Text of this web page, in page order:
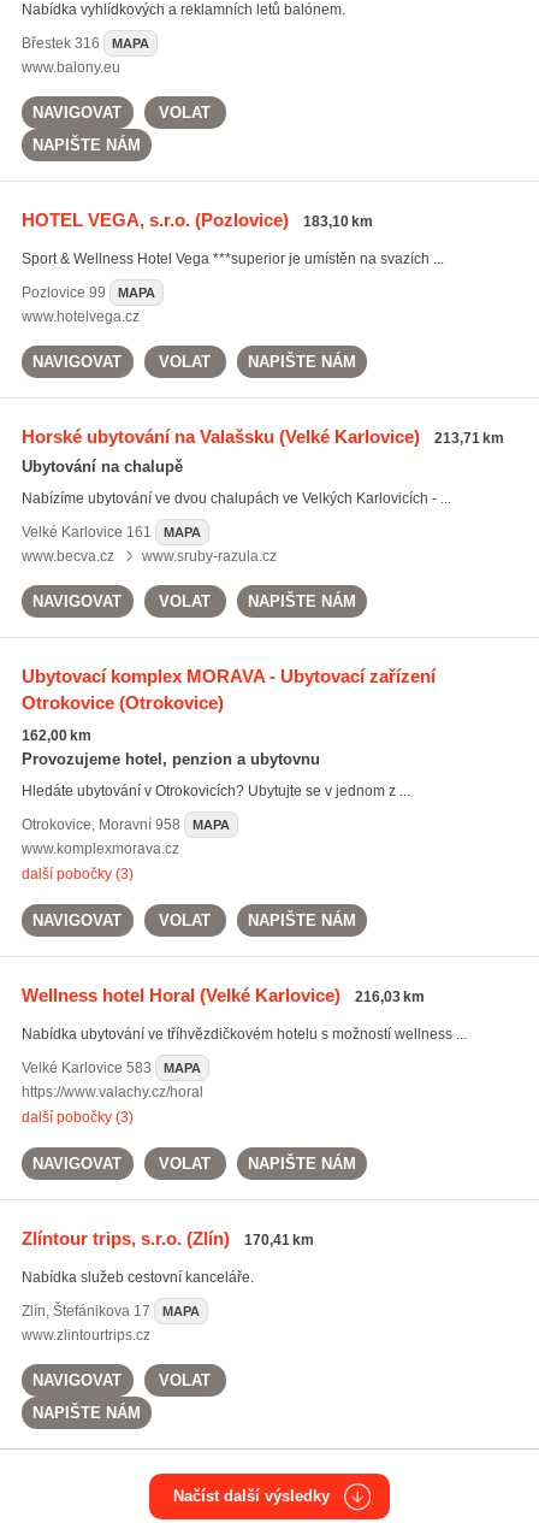
Nabídka vyhlídkových a reklamních letů balónem.
Břestek316 MAPA
www.balony.eu
NAVIGOVAT
VOLAT
NAPIŠTE NÁM
HOTEL VEGA, s.r.o.(Pozlovice) 183,10 km
Sport & Wellness Hotel Vega ***superior je umístěn na svazích ...
Pozlovice 99 MAPA
www.hotelvega.cz
NAVIGOVAT VOLAT NAPIŠTE NÁM
Horské ubytování na Valašsku(Velké Karlovice) 213,71 km
Ubytování na chalupě
Nabízíme ubytování ve dvou chalupách ve Velkých Karlovicích - ...
Velké Karlovice 161 MAPA
www.becva.cz www.sruby-razula.cz
NAVIGOVAT VOLAT NAPIŠTE NÁM
Ubytovací komplex MORAVA - Ubytovací zařízení
Otrokovice(Otrokovice)
162,00 km
Provozujeme hotel, penzion a ubytovnu
Hledáte ubytování v Otrokovicích? Ubytujte se v jednom z ...
Otrokovice, Moravní 958 MAPA
www.komplexmorava.cz
další pobočky (3)
NAVIGOVAT VOLAT NAPIŠTE NÁM
Wellness hotel Horal(Velké Karlovice) 216,03 km
Nabídka ubytování ve tříhvězdičkovém hotelu s možností wellness ...
Velké Karlovice 583 MAPA
https://www.valachy.cz/horal
další pobočky (3)
NAVIGOVAT VOLAT NAPIŠTE NÁM
Zlíntour trips, s.r.o.(Zlín) 170,41 km
Nabídka služeb cestovní kanceláře.
Zlín, Štefánikova 17 MAPA
www.zlintourtrips.cz
NAVIGOVAT
VOLAT
NAPIŠTE NÁM
Načíst další výsledky